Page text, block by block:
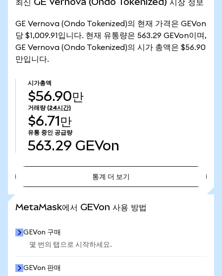
GE Vernova (Ondo Tokenized)의 현재 가격은 GEVon
당 $1,009.91입니다. 현재 유통량은 563.29 GEVon이며,
GE Vernova (Ondo Tokenized)의 시가 총액은 $56.90
만입니다.
시가총액
$56.90만
거래량 (24시간)
$6.71만
유통 중인 공급량
563.29 GEVon
통계 더 보기
MetaMask에서 GEVon 사용 방법
GEVon 구매
몇 번의 탭으로 시작하세요.
GEVon 판매